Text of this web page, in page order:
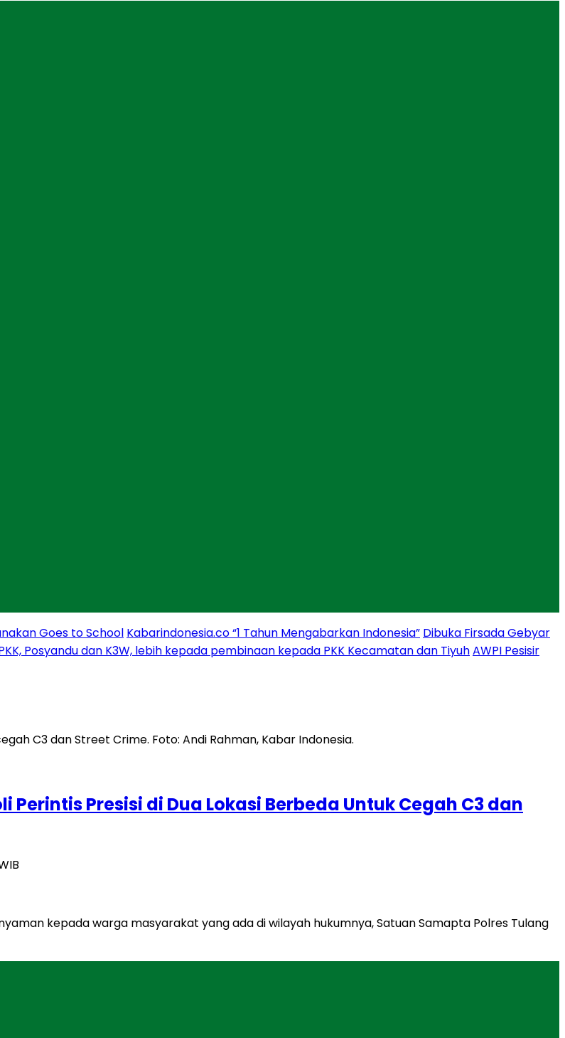
Goes to School Kabarindonesia.co “1 Tahun Mengabarkan Indonesia” Dibuka Firsada Gebyar
Posyandu dan K3W, lebih kepada pembinaan kepada PKK Kecamatan dan TiyuhAWPI Pesisir
Presisi di Dua Lokasi Berbeda Untuk Cegah C3 dan
kepada warga masyarakat yang ada di wilayah hukumnya, Satuan Samapta Polres Tulang